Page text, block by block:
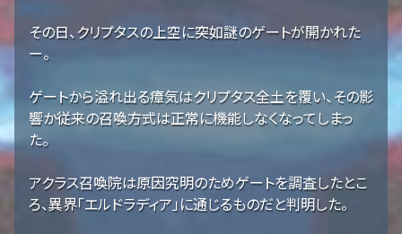
その日、クリプタスの上空に突如謎のゲートが開かれた
ー。
ゲートから溢れ出る瘴気はクリプタス全土を覆い、その影
響か従来の召喚方式は正常に機能しなくなってしまっ
た。
アクラス召喚院は原因究明のためゲートを調査したとこ
ろ、異界「エルドラディア」に通じるものだと判明した。